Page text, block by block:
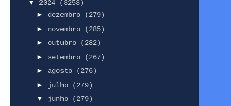
▼ 2024
(3253)
► dezembro
(279)
► novembro
(285)
► outubro
(282)
► setembro
(267)
► agosto
(276)
► julho
(279)
▼ junho
(279)